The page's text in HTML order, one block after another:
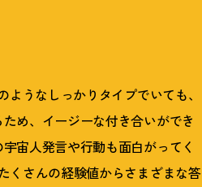
うなしっかりタイプでいても、
め、イージーな付き合いができ
宙人発言や行動も面白がってく
くさんの経験値からさまざまな答